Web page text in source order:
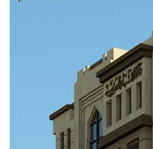
حجز موعد
الفتوى الهاتفية